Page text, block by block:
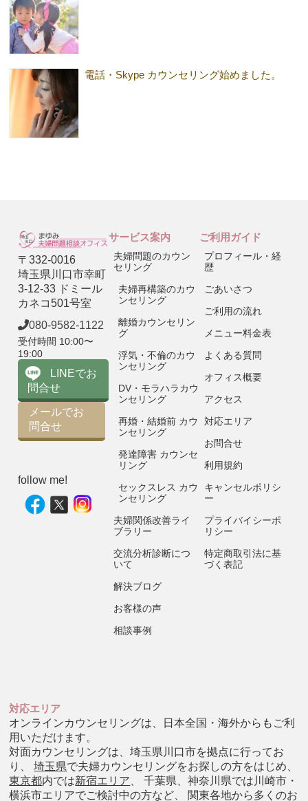
電話・Skype カウンセリング始めました。
〒332-0016
埼玉県川口市幸町
3-12-33 ドミール
カネコ501号室
080-9582-1122
受付時間 10:00〜
19:00
LINEでお
問合せ
メールでお
問合せ
follow me!
サービス案内
夫婦問題のカウン
セリング
夫婦再構築のカウ
ンセリング
離婚カウンセリン
グ
浮気・不倫のカウ
ンセリング
DV・モラハラカウ
ンセリング
再婚・結婚前 カウ
ンセリング
発達障害 カウンセ
リング
セックスレス カウ
ンセリング
夫婦関係改善ライ
ブラリー
交流分析診断につ
いて
解決ブログ
お客様の声
相談事例
ご利用ガイド
プロフィール・経
歴
ごあいさつ
ご利用の流れ
メニュー料金表
よくある質問
オフィス概要
アクセス
対応エリア
お問合せ
利用規約
キャンセルポリシ
ー
プライバイシーポ
リシー
特定商取引法に基
づく表記
対応エリア
オンラインカウンセリングは、日本全国・海外からもご利
用いただけます。
対面カウンセリングは、埼玉県川口市を拠点に行ってお
り、埼玉県で夫婦カウンセリングをお探しの方をはじめ、
東京都内では新宿エリア 、 千葉県、神奈川県では川崎市・
横浜市エリアでご検討中の方など、 関東各地から多くのお